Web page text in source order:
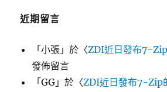
近期留言
「小張 」於〈ZDI近日發布7-
發佈留言
「GG 」於〈ZDI近日發布7-Zip